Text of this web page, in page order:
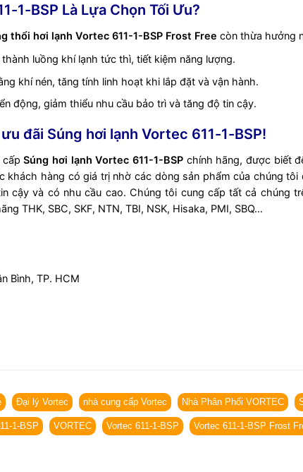
1-BSP Là Lựa Chọn Tối Ưu?
thổi hơi lạnh Vortec 611-1-BSP Frost Free còn thừa hưởng
luồng khí lạnh tức thì, tiết kiệm năng lượng.
khí nén, tăng tính linh hoạt khi lắp đặt và vận hành.
động, giảm thiểu nhu cầu bảo trì và tăng độ tin cậy.
đãi Súng hơi lạnh Vortec 611-1-BSP!
cấp Súng hơi lạnh Vortec 611-1-BSP chính hãng, được biết
khách hàng có giá trị nhờ các dòng sản phẩm của chúng
cậy và có nhu cầu cao. Chúng tôi cung cấp tất cả chúng
THK, SBC, SKF, NTN, TBI, NSK, Hisaka, PMI, SBQ…
Bình, TP. HCM
Đại lý Vortec nhà cung cấp Vortec Nhà Phân Phối VORTEC
1-BSP VORTEC Vortec 611-1-BSP Vortec 611-1-BSP Frost